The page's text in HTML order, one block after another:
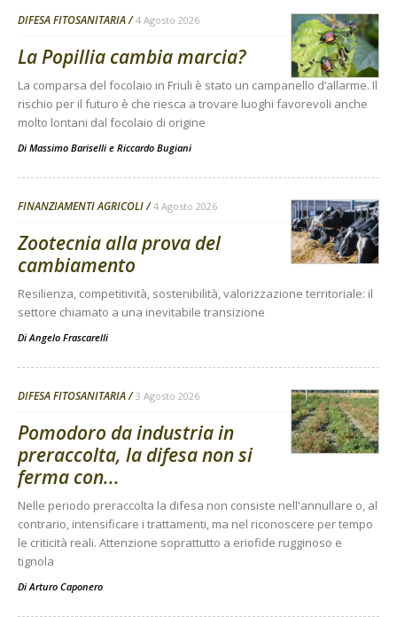
DIFESA FITOSANITARIA 4 Agosto 2026
La Popillia cambia marcia?
La comparsa del focolaio in Friuli è stato un campanello d’allarme. Il
rischio per il futuro è che riesca a trovare luoghi favorevoli anche
molto lontani dal focolaio di origine
Di Massimo Bariselli e Riccardo Bugiani
FINANZIAMENTI AGRICOLI 4 Agosto 2026
Zootecnia alla prova del
cambiamento
Resilienza, competitività, sostenibilità, valorizzazione territoriale: il
settore chiamato a una inevitabile transizione
DiAngelo Frascarelli
DIFESA FITOSANITARIA 3 Agosto 2026
Pomodoro da industria in
preraccolta, la difesa non si
ferma con...
Nelle periodo preraccolta la difesa non consiste nell'annullare o, al
contrario, intensificare i trattamenti, ma nel riconoscere per tempo
le criticità reali. Attenzione soprattutto a eriofide rugginoso e
tignola
DiArturo Caponero